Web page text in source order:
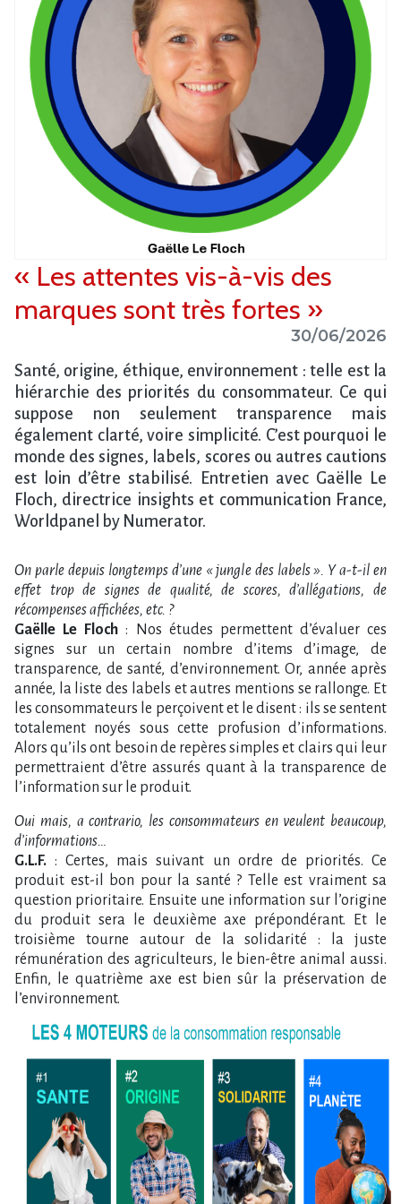
« Les attentes vis-à-vis des
marques sont très fortes »
30/06/2026
Santé, origine, éthique, environnement : telle est la
hiérarchie des priorités du consommateur. Ce qui
suppose non seulement transparence mais
également clarté, voire simplicité. C’est pourquoi le
monde des signes, labels, scores ou autres cautions
est loin d’être stabilisé. Entretien avec Gaëlle Le
Floch, directrice insights et communication France,
Worldpanel by Numerator.
On parle depuis longtemps d’une « jungle des labels ». Y a-t-il en
effet trop de signes de qualité, de scores, d’allégations, de
récompenses affichées, etc. ?
Gaëlle Le Floch : Nos études permettent d’évaluer ces
signes sur un certain nombre d’items d’image, de
transparence, de santé, d’environnement. Or, année après
année, la liste des labels et autres mentions se rallonge. Et
les consommateurs le perçoivent et le disent : ils se sentent
totalement noyés sous cette profusion d’informations.
Alors qu’ils ont besoin de repères simples et clairs qui leur
permettraient d’être assurés quant à la transparence de
l’information sur le produit.
Oui mais, a contrario, les consommateurs en veulent beaucoup,
d’informations…
G.L.F.: Certes, mais suivant un ordre de priorités. Ce
produit est-il bon pour la santé ? Telle est vraiment sa
question prioritaire. Ensuite une information sur l’origine
du produit sera le deuxième axe prépondérant. Et le
troisième tourne autour de la solidarité : la juste
rémunération des agriculteurs, le bien-être animal aussi.
Enfin, le quatrième axe est bien sûr la préservation de
l’environnement.